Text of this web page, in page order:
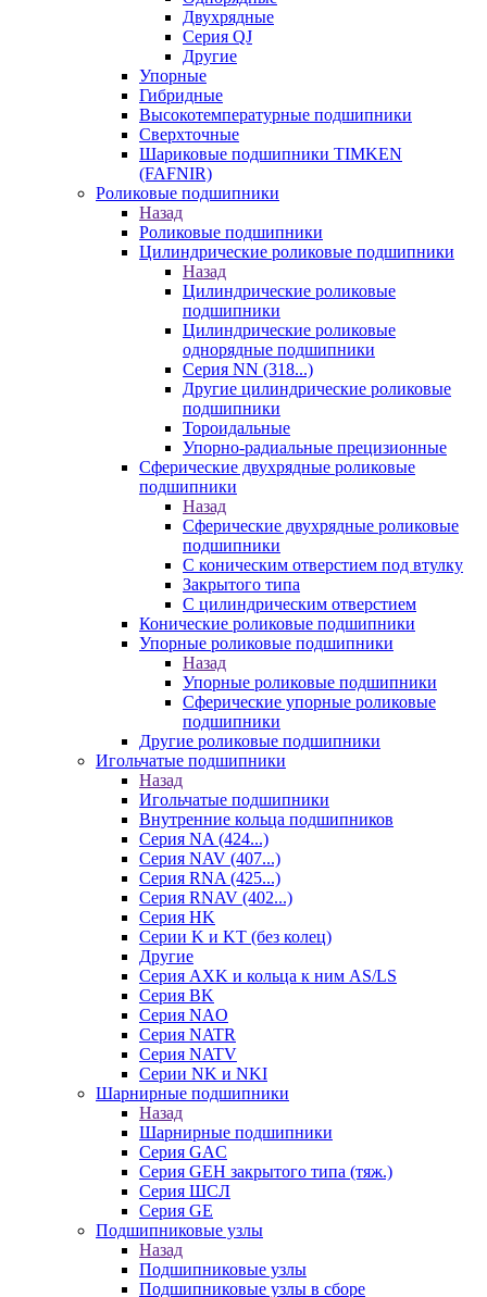
Двухрядные
Серия QJ
Другие
Упорные
Гибридные
Высокотемпературные подшипники
Сверхточные
Шариковые подшипники TIMKEN
(FAFNIR)
Роликовые подшипники
Назад
Роликовые подшипники
Цилиндрические роликовые подшипники
Назад
Цилиндрические роликовые
подшипники
Цилиндрические роликовые
однорядные подшипники
Серия NN (318...)
Другие цилиндрические роликовые
подшипники
Тороидальные
Упорно-радиальные прецизионные
Сферические двухрядные роликовые
подшипники
Назад
Сферические двухрядные роликовые
подшипники
С коническим отверстием под втулку
Закрытого типа
С цилиндрическим отверстием
Конические роликовые подшипники
Упорные роликовые подшипники
Назад
Упорные роликовые подшипники
Сферические упорные роликовые
подшипники
Другие роликовые подшипники
Игольчатые подшипники
Назад
Игольчатые подшипники
Внутренние кольца подшипников
Серия NA (424...)
Серия NAV (407...)
Серия RNA (425...)
Серия RNAV (402...)
Серия HK
Серии K и KT (без колец)
Другие
Серия AXK и кольца к ним AS/LS
Серия BK
Серия NAO
Серия NATR
Серия NATV
Серии NK и NKI
Шарнирные подшипники
Назад
Шарнирные подшипники
Серия GAC
Серия GEH закрытого типа (тяж.)
Серия ШСЛ
Серия GE
Подшипниковые узлы
Назад
Подшипниковые узлы
Подшипниковые узлы в сборе